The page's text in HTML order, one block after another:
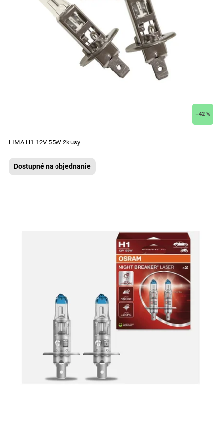
–42 %
LIMA H1 12V 55W 2kusy
Dostupné na objednanie